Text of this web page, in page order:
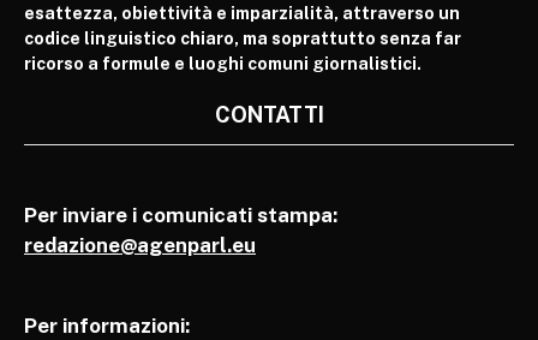
esattezza, obiettività e imparzialità, attraverso un
codice linguistico chiaro, ma soprattutto senza far
ricorso a formule e luoghi comuni giornalistici.
CONTATTI
Per inviare i comunicati stampa:
redazione@agenparl.eu
Per informazioni: